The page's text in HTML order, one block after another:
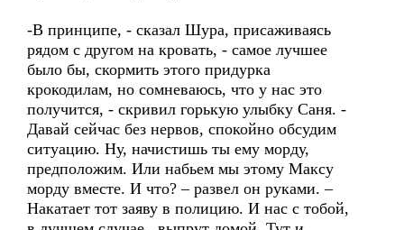
-В принципе, - сказал Шура, присаживаясь
рядом с другом на кровать, - самое лучшее
было бы, скормить этого придурка
крокодилам, но сомневаюсь, что у нас это
получится, - скривил горькую улыбку Саня. -
Давай сейчас без нервов, спокойно обсудим
ситуацию. Ну, начистишь ты ему морду,
предположим. Или набьем мы этому Максу
морду вместе. И что? – развел он руками. –
Накатает тот заяву в полицию. И нас с тобой,